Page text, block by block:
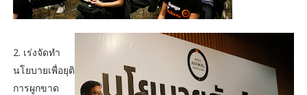
2. เร่งจัดทำ
นโยบายเพื่อยุติ
การผูกขาด